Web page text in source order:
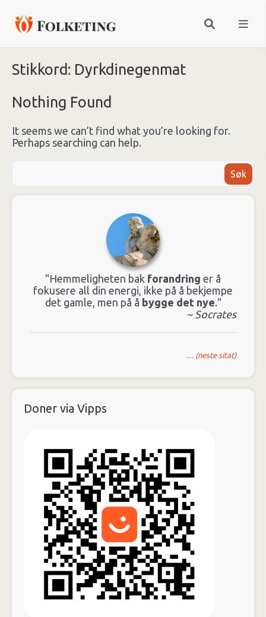
Stikkord: Dyrkdinegenmat
Nothing Found
It seems we can’t find what you’re looking for.
Perhaps searching can help.
"Hemmeligheten bak forandring er å
fokusere all din energi, ikke på å bekjempe
det gamle, men på å bygge det nye."
~ Socrates
… (neste sitat)
Doner via Vipps